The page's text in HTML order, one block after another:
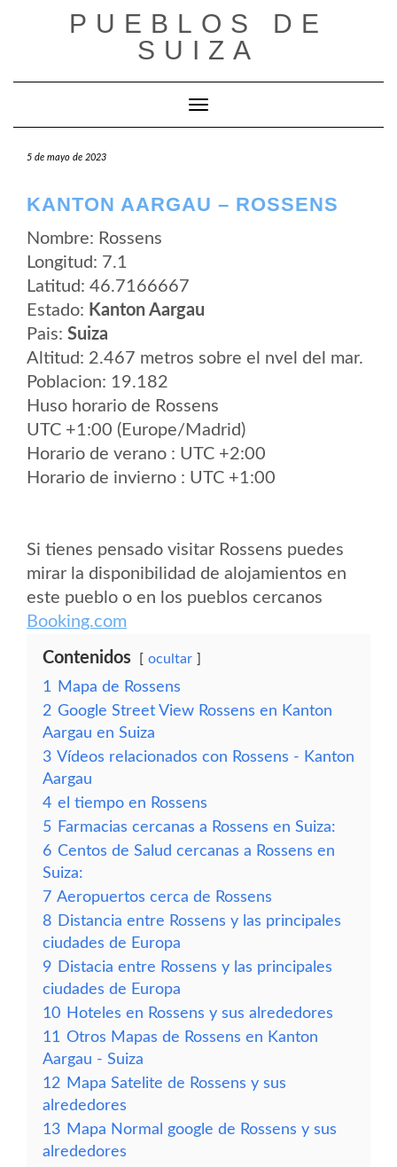
PUEBLOS DE
SUIZA
Cambiar modo de navegación
5 de mayo de 2023
KANTON AARGAU – ROSSENS
Nombre: Rossens
Longitud: 7.1
Latitud: 46.7166667
Estado: Kanton Aargau
Pais: Suiza
Altitud: 2.467 metros sobre el nvel del mar.
Poblacion: 19.182
Huso horario de Rossens
UTC +1:00 (Europe/Madrid)
Horario de verano : UTC +2:00
Horario de invierno : UTC +1:00
Si tienes pensado visitar Rossens puedes
mirar la disponibilidad de alojamientos en
este pueblo o en los pueblos cercanos
Booking.com
Contenidos ocultar
1
Mapa de Rossens
2 Google Street View Rossens en Kanton
Aargau en Suiza
3 Vídeos relacionados con Rossens - Kanton
Aargau
4 el tiempo en Rossens
5 Farmacias cercanas a Rossens en Suiza:
6 Centos de Salud cercanas a Rossens en
Suiza:
7 Aeropuertos cerca de Rossens
8 Distancia entre Rossens y las principales
ciudades de Europa
9 Distacia entre Rossens y las principales
ciudades de Europa
10 Hoteles en Rossens y sus alrededores
11 Otros Mapas de Rossens en Kanton
Aargau - Suiza
12 Mapa Satelite de Rossens y sus
alrededores
13 Mapa Normal google de Rossens y sus
alrededores